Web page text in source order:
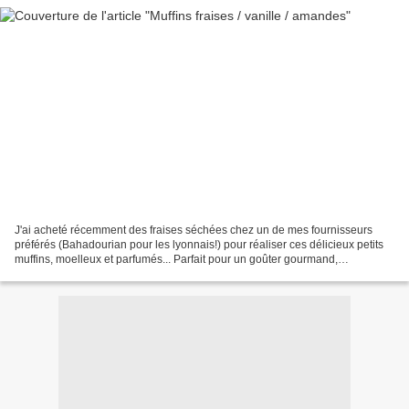
J'ai acheté récemment des fraises séchées chez un de mes fournisseurs
préférés (Bahadourian pour les lyonnais!) pour réaliser ces délicieux petits
muffins, moelleux et parfumés... Parfait pour un goûter gourmand,